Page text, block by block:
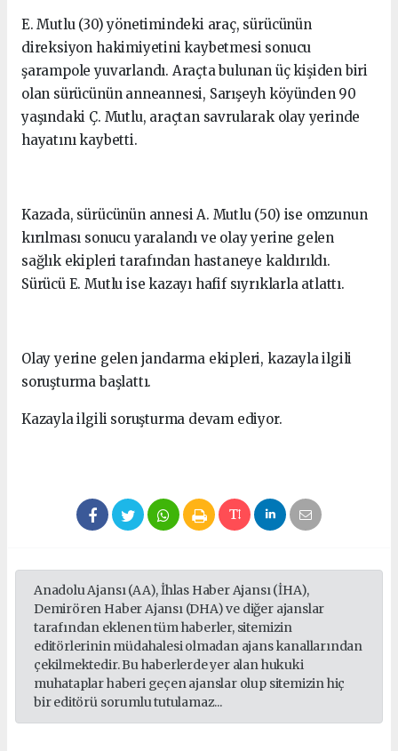
E. Mutlu (30) yönetimindeki araç, sürücünün
direksiyon hakimiyetini kaybetmesi sonucu
şarampole yuvarlandı. Araçta bulunan üç kişiden biri
olan sürücünün anneannesi, Sarışeyh köyünden 90
yaşındaki Ç. Mutlu, araçtan savrularak olay yerinde
hayatını kaybetti.
Kazada, sürücünün annesi A. Mutlu (50) ise omzunun
kırılması sonucu yaralandı ve olay yerine gelen
sağlık ekipleri tarafından hastaneye kaldırıldı.
Sürücü E. Mutlu ise kazayı hafif sıyrıklarla atlattı.
Olay yerine gelen jandarma ekipleri, kazayla ilgili
soruşturma başlattı.
Kazayla ilgili soruşturma devam ediyor.
Anadolu Ajansı (AA), İhlas Haber Ajansı (İHA),
Demirören Haber Ajansı (DHA) ve diğer ajanslar
tarafından eklenen tüm haberler, sitemizin
editörlerinin müdahalesi olmadan ajans kanallarından
çekilmektedir. Bu haberlerde yer alan hukuki
muhataplar haberi geçen ajanslar olup sitemizin hiç
bir editörü sorumlu tutulamaz...